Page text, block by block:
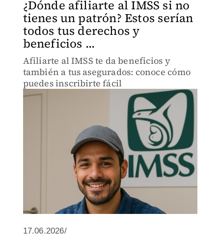
¿Dónde afiliarte al IMSS si no
tienes un patrón? Estos serían
todos tus derechos y
beneficios ...
Afiliarte al IMSS te da beneficios y
también a tus asegurados: conoce cómo
puedes inscribirte fácil
17.06.2026/